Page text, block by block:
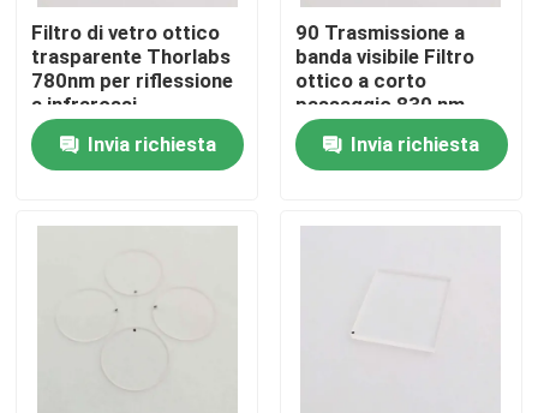
Contattaci
Richiedere un preventivo
Filtro di vetro ottico
trasparente Thorlabs
780nm per riflessione
a infrarossi
Invia richiesta
90 Trasmissione a
banda visibile Filtro
ottico a corto
passaggio 830 nm
Invia richiesta